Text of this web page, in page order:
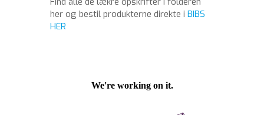
her og bestil produkterne direkte i BIBS
HER